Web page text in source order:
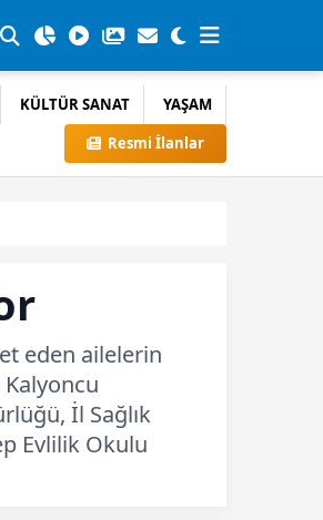
KÜLTÜR SANAT
YAŞAM
Resmi İlanlar
eden ailelerin
Kalyoncu
İl Sağlık
Evlilik Okulu